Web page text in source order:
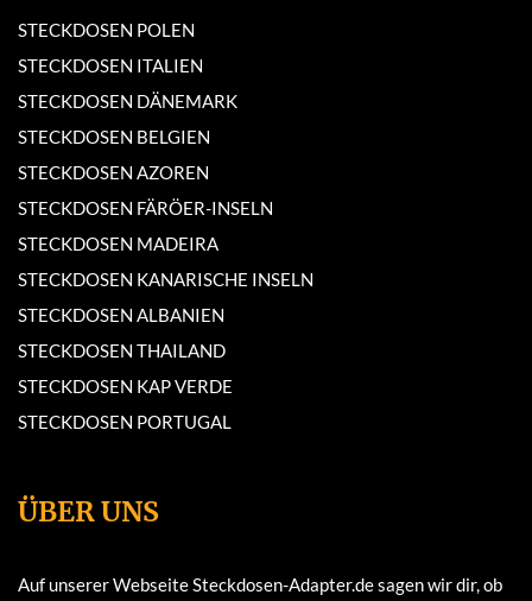
STECKDOSEN POLEN
STECKDOSEN ITALIEN
STECKDOSEN DÄNEMARK
STECKDOSEN BELGIEN
STECKDOSEN AZOREN
STECKDOSEN FÄRÖER-INSELN
STECKDOSEN MADEIRA
STECKDOSEN KANARISCHE INSELN
STECKDOSEN ALBANIEN
STECKDOSEN THAILAND
STECKDOSEN KAP VERDE
STECKDOSEN PORTUGAL
ÜBER UNS
Auf unserer Webseite Steckdosen-Adapter.de sagen wir dir, ob